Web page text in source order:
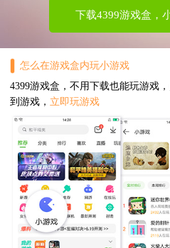
下载4399游戏盒，
怎么在游戏盒内玩小游戏
4399游戏盒，不用下载也能玩游戏
到游戏， 立即玩游戏